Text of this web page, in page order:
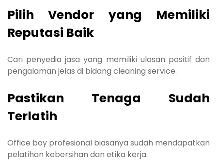
Pilih Vendor yang Memiliki
Reputasi Baik
Cari penyedia jasa yang memiliki ulasan positif dan
pengalaman jelas di bidang cleaning service.
Pastikan Tenaga Sudah
Terlatih
Office boy profesional biasanya sudah mendapatkan
pelatihan kebersihan dan etika kerja.